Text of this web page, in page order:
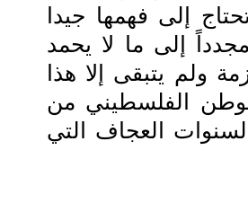
إلى فهمها جيدا
إلى ما لا يحمد
ولم يتبقى إلا هذا
الفلسطيني من
العجاف التي